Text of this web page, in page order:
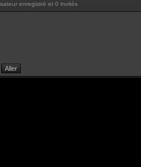
enregistré et 0 invités